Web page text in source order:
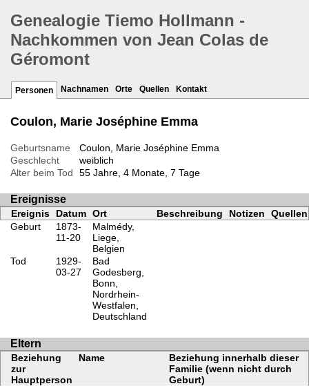
Genealogie Tiemo Hollmann -
Nachkommen von Jean Colas de
Géromont
Personen Nachnamen Orte Quellen Kontakt
Coulon, Marie Joséphine Emma
Geburtsname
Coulon, Marie Joséphine Emma
Geschlecht
weiblich
Alter beim Tod
55 Jahre, 4 Monate, 7 Tage
Ereignisse
Ereignis Datum Ort Beschreibung Notizen
Quellen
Geburt
1873-
11-20
Malmédy,
Liege,
Belgien
Tod
1929-
03-27
Bad
Godesberg,
Bonn,
Nordrhein-
Westfalen,
Deutschland
Eltern
Beziehung
zur
Hauptperson
Name
Beziehung innerhalb dieser
Familie (wenn nicht durch
Geburt)